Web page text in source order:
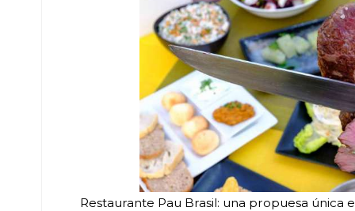
Restaurante Pau Brasil: una propuesa única